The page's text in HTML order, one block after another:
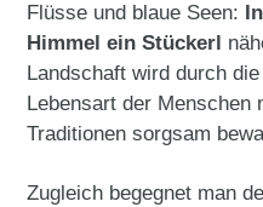
Flüsse und blaue Seen:
Himmel ein Stückerl
Landschaft wird durch
Lebensart der Menschen
Traditionen sorgsam
Zugleich begegnet man